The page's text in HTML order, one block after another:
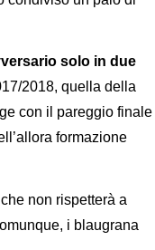
solo in due
2018, quella della
con il pareggio finale
formazione
non rispetterà a
i blaugrana